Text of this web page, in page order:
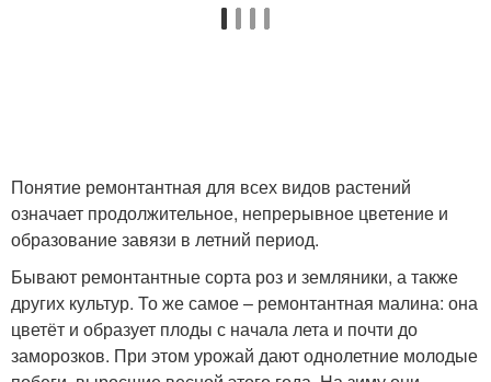
Понятие ремонтантная для всех видов растений
означает продолжительное, непрерывное цветение и
образование завязи в летний период.
Бывают ремонтантные сорта роз и земляники, а также
других культур. То же самое – ремонтантная малина: она
цветёт и образует плоды с начала лета и почти до
заморозков. При этом урожай дают однолетние молодые